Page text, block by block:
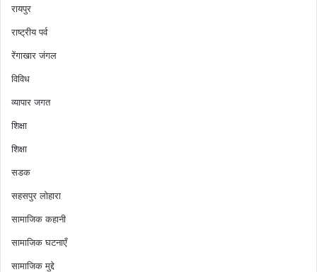
रायपुर
राष्ट्रीय पर्व
रेंगाखार जंगल
विविध
व्यापार जगत
शिक्षा
शिक्षा
सडक
सहसपुर लोहारा
सामाजिक कहानी
सामाजिक घटनाएँ
सामाजिक मुद्दे